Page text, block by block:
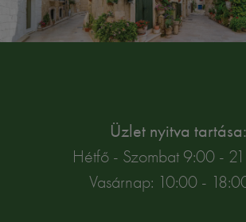
Üzlet nyitva tartása:
Hétfő - Szombat 9:00 -
Vasárnap: 10:00 -